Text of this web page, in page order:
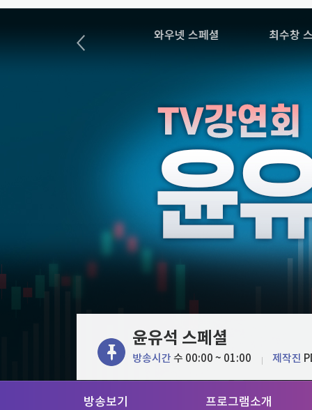
"나야, '흑백요리사' 시즌3"
[온에어] 건강매거진
삼전닉스 문턱 높였더니…코스닥 레버리지 '불기
삼전닉스 문턱 높였더니…코스닥 레버리지 '불기
[오후5시] 뉴스플러스
온로드 (ON ROAD) 인사이트
뉴스
부동산
사회
글로벌경제
랭킹뉴스
미네르바아카데미
부동산/세무
[모집-3기-] 돈버는 트레이딩 투자 북클럽
증권 데이터
투자분석
환율
와우넷 스페셜 최수창
윤유석 스페셜
방송시간 수 00:00 ~ 01:00 제작진
방송보기 프로그램소개